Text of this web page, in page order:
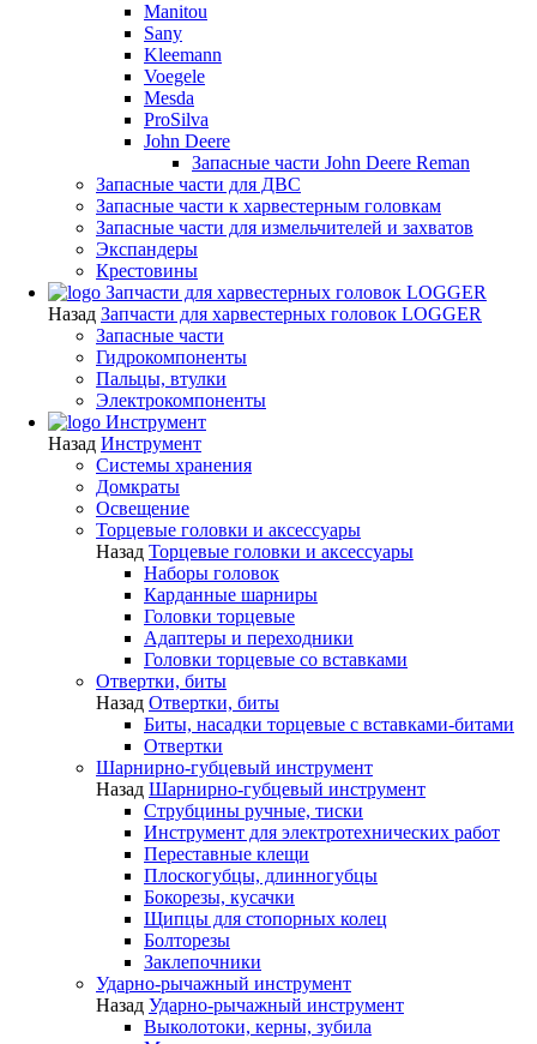
Manitou
Sany
Kleemann
Voegele
Mesda
ProSilva
John Deere
Запасные части John Deere Reman
Запасные части для ДВС
Запасные части к харвестерным головкам
Запасные части для измельчителей и захватов
Экспандеры
Крестовины
Запчасти для харвестерных головок LOGGER
Назад Запчасти для харвестерных головок LOGGER
Запасные части
Гидрокомпоненты
Пальцы, втулки
Электрокомпоненты
Инструмент
Назад Инструмент
Системы хранения
Домкраты
Освещение
Торцевые головки и аксессуары
Назад Торцевые головки и аксессуары
Наборы головок
Карданные шарниры
Головки торцевые
Адаптеры и переходники
Головки торцевые со вставками
Отвертки, биты
Назад Отвертки, биты
Биты, насадки торцевые с вставками-битами
Отвертки
Шарнирно-губцевый инструмент
Назад Шарнирно-губцевый инструмент
Струбцины ручные, тиски
Инструмент для электротехнических работ
Переставные клещи
Плоскогубцы, длинногубцы
Бокорезы, кусачки
Щипцы для стопорных колец
Болторезы
Заклепочники
Ударно-рычажный инструмент
Назад Ударно-рычажный инструмент
Выколотоки, керны, зубила